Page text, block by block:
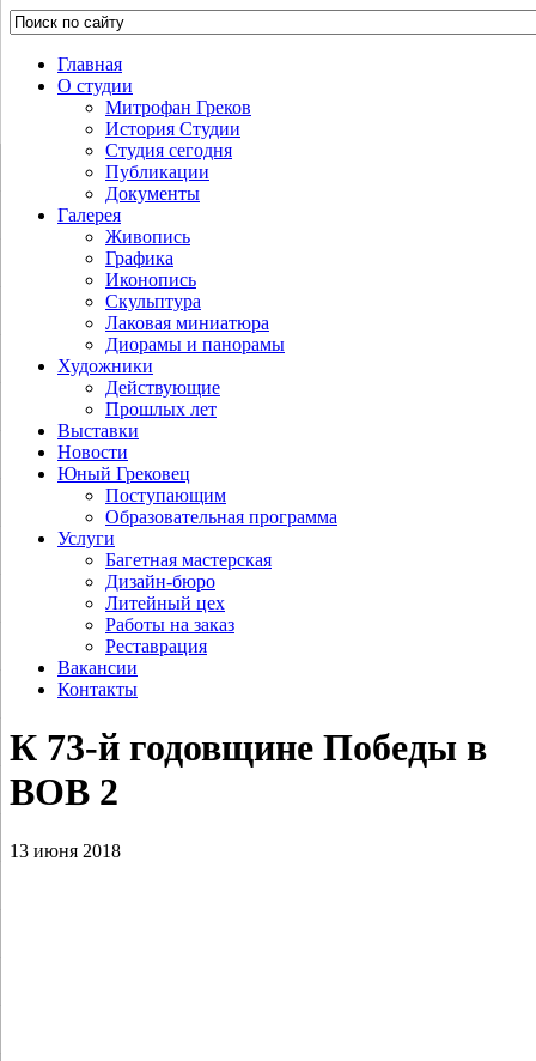
Главная
О студии
Митрофан Греков
История Студии
Студия сегодня
Публикации
Документы
Галерея
Живопись
Графика
Иконопись
Скульптура
Лаковая миниатюра
Диорамы и панорамы
Художники
Действующие
Прошлых лет
Выставки
Новости
Юный Грековец
Поступающим
Образовательная программа
Услуги
Багетная мастерская
Дизайн-бюро
Литейный цех
Работы на заказ
Реставрация
Вакансии
Контакты
К 73‑й годовщине Победы в
ВОВ 2
13 июня 2018